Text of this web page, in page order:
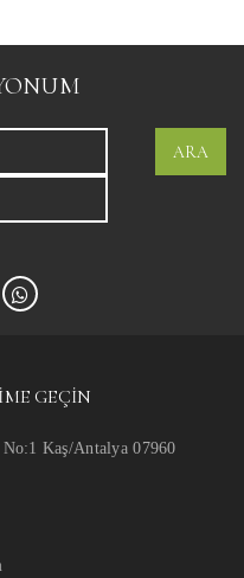
ARA
GEÇIN
Kaş/Antalya 07960